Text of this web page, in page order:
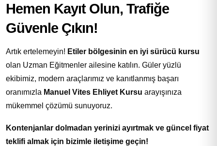
Hemen Kayıt Olun, Trafiğe
Güvenle Çıkın!
Artık ertelemeyin! Etiler bölgesinin en iyi sürücü kursu
olan Uzman Eğitmenler ailesine katılın. Güler yüzlü
ekibimiz, modern araçlarımız ve kanıtlanmış başarı
oranımızla Manuel Vites Ehliyet Kursu arayışınıza
mükemmel çözümü sunuyoruz.
Kontenjanlar dolmadan yerinizi ayırtmak ve güncel fiyat
teklifi almak için bizimle iletişime geçin!